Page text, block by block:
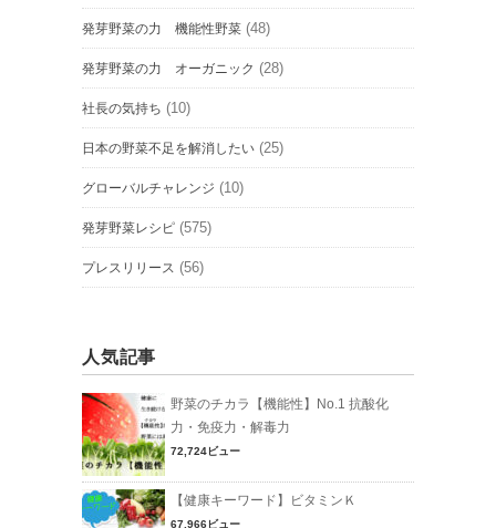
発芽野菜の力 機能性野菜 (48)
発芽野菜の力 オーガニック (28)
社長の気持ち (10)
日本の野菜不足を解消したい (25)
グローバルチャレンジ (10)
発芽野菜レシピ (575)
プレスリリース (56)
人気記事
野菜のチカラ【機能性】No.1 抗酸化
力・免疫力・解毒力
72,724ビュー
【健康キーワード】ビタミンＫ
67,966ビュー